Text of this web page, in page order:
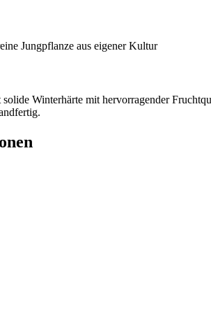
Jungpflanze aus eigener Kultur
Winterhärte mit hervorragender